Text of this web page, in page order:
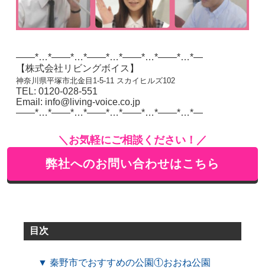
——*…*——*…*——*…*——*…*——*…*—
【株式会社リビングボイス】
神奈川県平塚市北金目1-5-11 スカイヒルズ102
TEL: 0120-028-551
Email: info@living-voice.co.jp
——*…*——*…*——*…*——*…*——*…*—
＼お気軽にご相談ください！／
弊社へのお問い合わせはこちら
目次
▼ 秦野市でおすすめの公園①おおね公園